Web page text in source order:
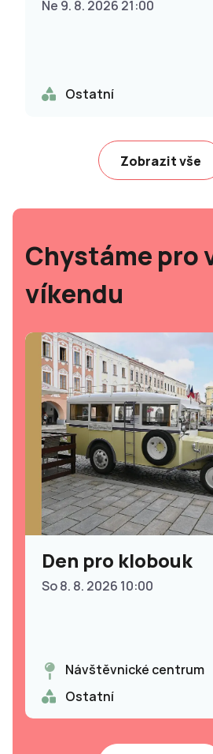
Ne 9. 8. 2026 21:00
Ostatní
Zobrazit vše
Chystáme pro
víkendu
Den pro klobouk
So 8. 8. 2026 10:00
Návštěvnické centrum
Ostatní